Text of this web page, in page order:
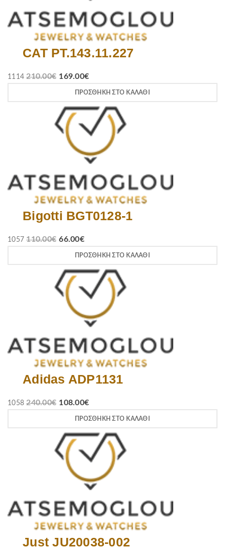
CAT PT.143.11.227
1114 210.00€ 169.00€
ΠΡΟΣΘΉΚΗ ΣΤΟ ΚΑΛΆΘΙ
Bigotti BGT0128-1
1057 110.00€ 66.00€
ΠΡΟΣΘΉΚΗ ΣΤΟ ΚΑΛΆΘΙ
Adidas ADP1131
1058 240.00€ 108.00€
ΠΡΟΣΘΉΚΗ ΣΤΟ ΚΑΛΆΘΙ
Just JU20038-002